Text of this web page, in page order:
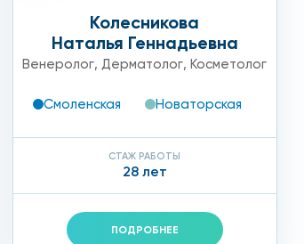
Колесникова
Наталья Геннадьевна
Венеролог,Дерматолог, Косметолог
Смоленская Новаторская
СТАЖ РАБОТЫ
28 лет
ПОДРОБНЕЕ